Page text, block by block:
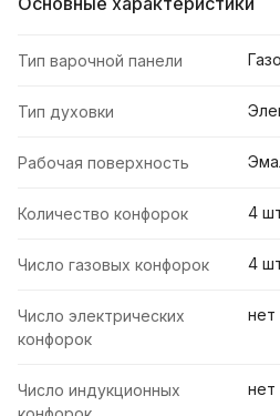
Тип варочной панели
Тип духовки
Рабочая поверхность
Количество конфорок 4
Число газовых конфорок 4
Число электрических
конфорок
нет
Число индукционных
нет